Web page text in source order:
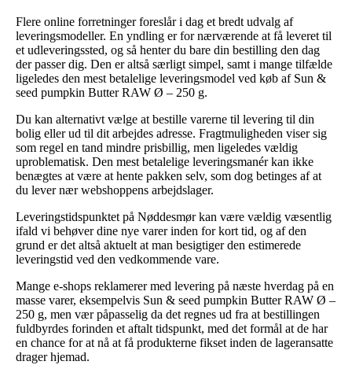
Flere online forretninger foreslår i dag et bredt udvalg af
leveringsmodeller. En yndling er for nærværende at få leveret til
et udleveringssted, og så henter du bare din bestilling den dag
der passer dig. Den er altså særligt simpel, samt i mange tilfælde
ligeledes den mest betalelige leveringsmodel ved køb af Sun &
seed pumpkin Butter RAW Ø – 250 g.
Du kan alternativt vælge at bestille varerne til levering til din
bolig eller ud til dit arbejdes adresse. Fragtmuligheden viser sig
som regel en tand mindre prisbillig, men ligeledes vældig
uproblematisk. Den mest betalelige leveringsmanér kan ikke
benægtes at være at hente pakken selv, som dog betinges af at
du lever nær webshoppens arbejdslager.
Leveringstidspunktet på Nøddesmør kan være vældig væsentlig
ifald vi behøver dine nye varer inden for kort tid, og af den
grund er det altså aktuelt at man besigtiger den estimerede
leveringstid ved den vedkommende vare.
Mange e-shops reklamerer med levering på næste hverdag på en
masse varer, eksempelvis Sun & seed pumpkin Butter RAW Ø –
250 g, men vær påpasselig da det regnes ud fra at bestillingen
fuldbyrdes forinden et aftalt tidspunkt, med det formål at de har
en chance for at nå at få produkterne fikset inden de lageransatte
drager hjemad.